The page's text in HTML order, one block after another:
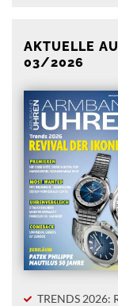
AKTUELLE
03/2026
TRENDS 2026: